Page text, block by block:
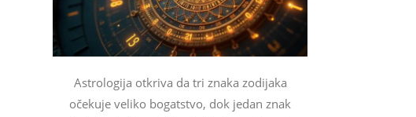
Astrologija otkriva da tri znaka zodijaka
očekuje veliko bogatstvo, dok jedan znak